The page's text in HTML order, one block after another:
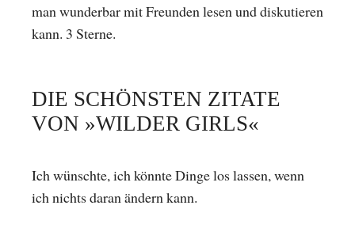
man wunderbar mit Freunden lesen und diskutieren
kann. 3 Sterne.
DIE SCHÖNSTEN ZITATE
VON »WILDER GIRLS«
Ich wünschte, ich könnte Dinge los lassen, wenn
ich nichts daran ändern kann.